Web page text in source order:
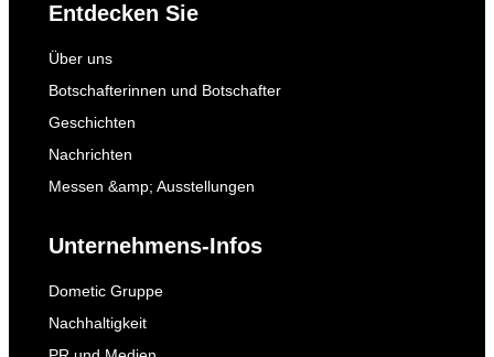
Entdecken Sie
Über uns
Botschafterinnen und Botschafter
Geschichten
Nachrichten
Messen &amp; Ausstellungen
Unternehmens-Infos
Dometic Gruppe
Nachhaltigkeit